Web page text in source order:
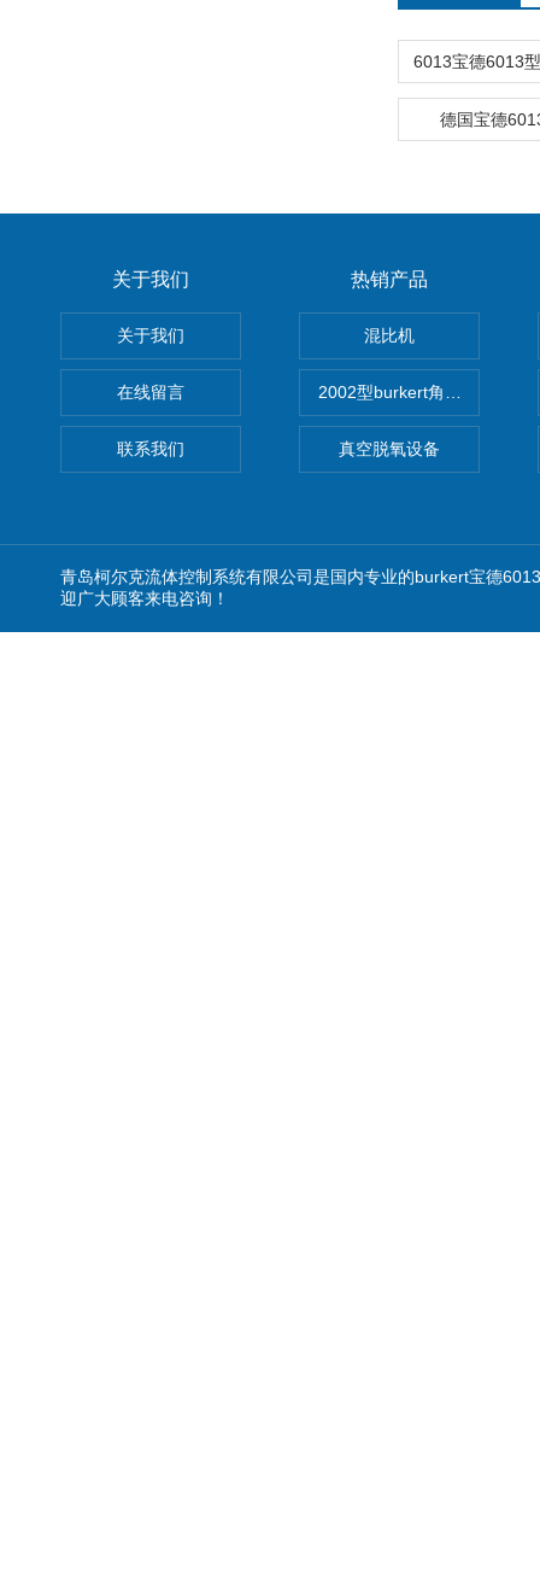
德国宝德
关于我们
关于我们
在线留言
联系我们
热销产品
混比机
2002型burkert角座阀
真空脱氧设备
青岛柯尔克流体控制系统有限公司是国内专业的burkert宝德
迎广大顾客来电咨询！